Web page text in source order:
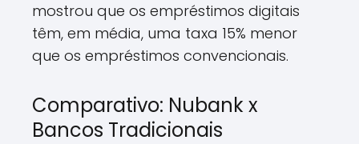
mostrou que os empréstimos digitais
têm, em média, uma taxa 15% menor
que os empréstimos convencionais.
Comparativo: Nubank x
Bancos Tradicionais